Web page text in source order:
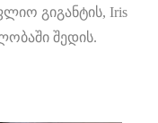
გიგანტის, Iris
შედის.